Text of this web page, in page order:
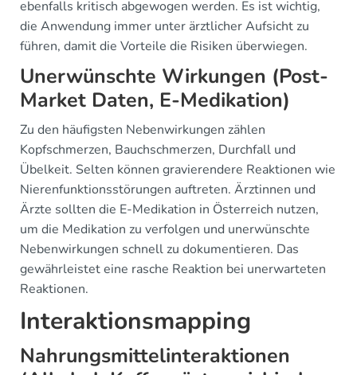
ebenfalls kritisch abgewogen werden. Es ist wichtig,
die Anwendung immer unter ärztlicher Aufsicht zu
führen, damit die Vorteile die Risiken überwiegen.
Unerwünschte Wirkungen (Post-
Market Daten, E-Medikation)
Zu den häufigsten Nebenwirkungen zählen
Kopfschmerzen, Bauchschmerzen, Durchfall und
Übelkeit. Selten können gravierendere Reaktionen wie
Nierenfunktionsstörungen auftreten. Ärztinnen und
Ärzte sollten die E-Medikation in Österreich nutzen,
um die Medikation zu verfolgen und unerwünschte
Nebenwirkungen schnell zu dokumentieren. Das
gewährleistet eine rasche Reaktion bei unerwarteten
Reaktionen.
Interaktionsmapping
Nahrungsmittelinteraktionen